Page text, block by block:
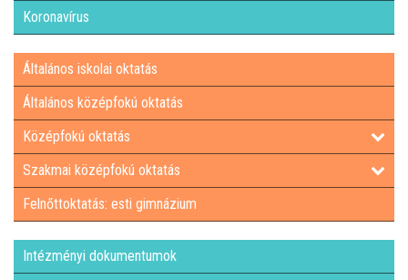
KÖZZÉTÉTELI LISTA
JELENTKEZÉSI LAP/FELVÉTELI KÉRVÉNY
LETÖLTHETŐ NYOMTATVÁNYOK
DUÁLIS PARTNEREINK A SZAKKKÉPZÉSBEN
HÍREK, AKTUALITÁSOK
Koronavírus
Általános iskolai oktatás
Általános középfokú oktatás
Középfokú oktatás
Szakmai középfokú oktatás
Felnőttoktatás: esti gimnázium
Intézményi dokumentumok